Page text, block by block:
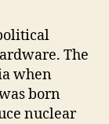
The
when
born
nuclear